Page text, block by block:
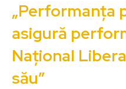
„Performanța
asigură
Național
său”